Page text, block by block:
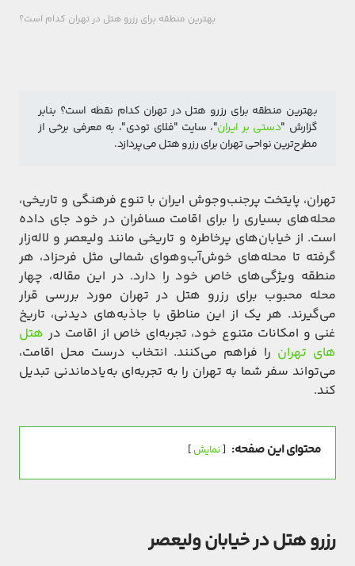
بهترین منطقه برای رزرو هتل در تهران کدام است؟
گزارش "دستی بر ایران
مطرح‌ترین نواحی تهران برای رزرو هتل می‌پردازد.
تهران، پایتخت پرجنب‌وجوش ایران با تنوع فرهنگی و تاریخی،
محله‌های بسیاری را برای اقامت مسافران در خود جای داده
است. از خیابان‌های پرخاطره و تاریخی مانند ولیعصر و لاله‌زار
گرفته تا محله‌های خوش‌آب‌وهوای شمالی مثل فرحزاد، هر
منطقه ویژگی‌های خاص خود را دارد. در این مقاله، چهار
محله محبوب برای رزرو هتل در تهران مورد بررسی قرار
می‌گیرند. هر یک از این مناطق با جاذبه‌های دیدنی، تاریخ
غنی و امکانات متنوع خود، تجربه‌ای خاص از اقامت در هتل
های تهران را فراهم می‌کنند. انتخاب درست محل اقامت،
می‌تواند سفر شما به تهران را به تجربه‌ای به‌یادماندنی تبدیل
کند.
محتوای این صفحه: نمایش
رزرو هتل در خیابان ولیعصر